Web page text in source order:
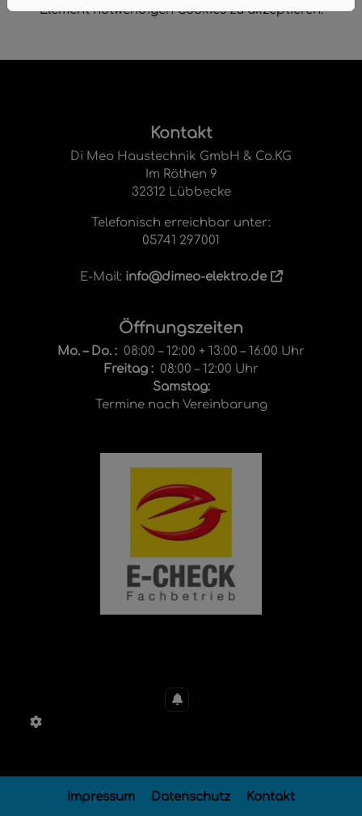
Element notwendigen Cookies zu akzeptieren.
Kontakt
Di Meo Haustechnik GmbH & Co.KG
Im Röthen 9
32312 Lübbecke
Telefonisch erreichbar unter:
05741 297001
E-Mail: info@dimeo-elektro.de
Öffnungszeiten
Mo. – Do. : 08:00 – 12:00 + 13:00 – 16:00 Uhr
Freitag :08:00 – 12:00 Uhr
Samstag:
Termine nach Vereinbarung
Impressum Datenschutz Kontakt